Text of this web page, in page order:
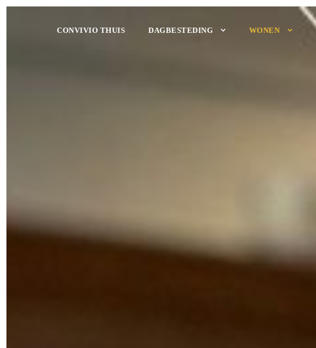
CONVIVIO THUIS DAGBESTEDING WONEN